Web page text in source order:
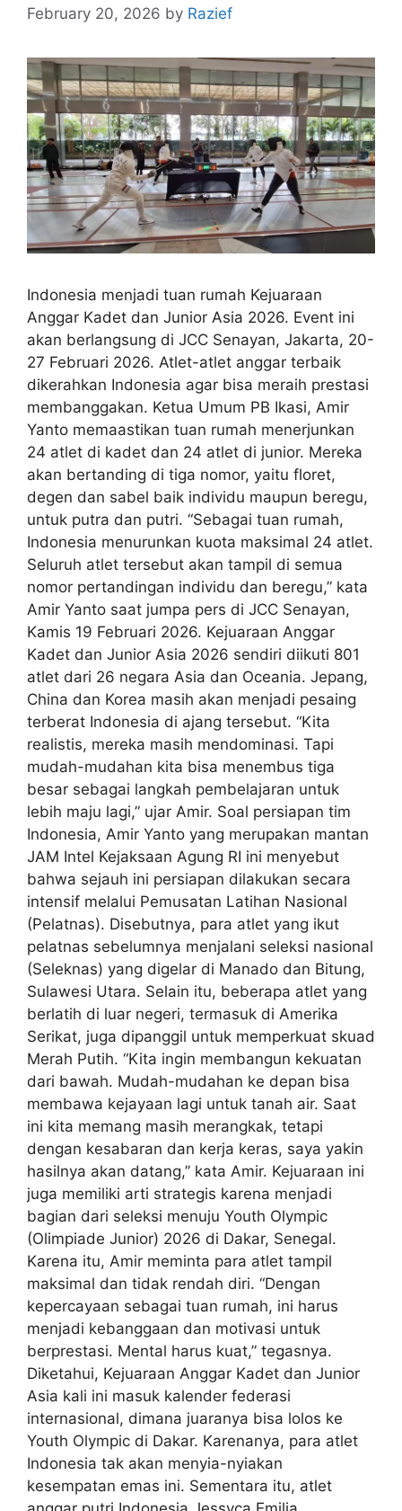
February 20, 2026 by Razief
Indonesia menjadi tuan rumah Kejuaraan
Anggar Kadet dan Junior Asia 2026. Event ini
akan berlangsung di JCC Senayan, Jakarta, 20-
27 Februari 2026. Atlet-atlet anggar terbaik
dikerahkan Indonesia agar bisa meraih prestasi
membanggakan. Ketua Umum PB Ikasi, Amir
Yanto memaastikan tuan rumah menerjunkan
24 atlet di kadet dan 24 atlet di junior. Mereka
akan bertanding di tiga nomor, yaitu floret,
degen dan sabel baik individu maupun beregu,
untuk putra dan putri. “Sebagai tuan rumah,
Indonesia menurunkan kuota maksimal 24 atlet.
Seluruh atlet tersebut akan tampil di semua
nomor pertandingan individu dan beregu,” kata
Amir Yanto saat jumpa pers di JCC Senayan,
Kamis 19 Februari 2026. Kejuaraan Anggar
Kadet dan Junior Asia 2026 sendiri diikuti 801
atlet dari 26 negara Asia dan Oceania. Jepang,
China dan Korea masih akan menjadi pesaing
terberat Indonesia di ajang tersebut. “Kita
realistis, mereka masih mendominasi. Tapi
mudah-mudahan kita bisa menembus tiga
besar sebagai langkah pembelajaran untuk
lebih maju lagi,” ujar Amir. Soal persiapan tim
Indonesia, Amir Yanto yang merupakan mantan
JAM Intel Kejaksaan Agung RI ini menyebut
bahwa sejauh ini persiapan dilakukan secara
intensif melalui Pemusatan Latihan Nasional
(Pelatnas). Disebutnya, para atlet yang ikut
pelatnas sebelumnya menjalani seleksi nasional
(Seleknas) yang digelar di Manado dan Bitung,
Sulawesi Utara. Selain itu, beberapa atlet yang
berlatih di luar negeri, termasuk di Amerika
Serikat, juga dipanggil untuk memperkuat skuad
Merah Putih. “Kita ingin membangun kekuatan
dari bawah. Mudah-mudahan ke depan bisa
membawa kejayaan lagi untuk tanah air. Saat
ini kita memang masih merangkak, tetapi
dengan kesabaran dan kerja keras, saya yakin
hasilnya akan datang,” kata Amir. Kejuaraan ini
juga memiliki arti strategis karena menjadi
bagian dari seleksi menuju Youth Olympic
(Olimpiade Junior) 2026 di Dakar, Senegal.
Karena itu, Amir meminta para atlet tampil
maksimal dan tidak rendah diri. “Dengan
kepercayaan sebagai tuan rumah, ini harus
menjadi kebanggaan dan motivasi untuk
berprestasi. Mental harus kuat,” tegasnya.
Diketahui, Kejuaraan Anggar Kadet dan Junior
Asia kali ini masuk kalender federasi
internasional, dimana juaranya bisa lolos ke
Youth Olympic di Dakar. Karenanya, para atlet
Indonesia tak akan menyia-nyiakan
kesempatan emas ini. Sementara itu, atlet